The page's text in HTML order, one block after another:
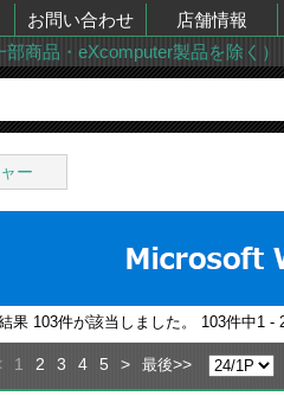
お問い合わせ 店舗情報
商品・eXcomputer製品を除く）
ー
果 103件が該当しました。 103件中1 -
1 2 3 4 5 > 最後>>